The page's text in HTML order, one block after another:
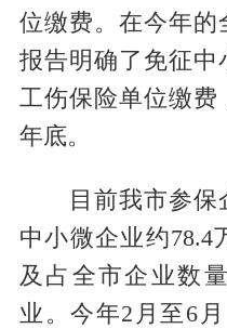
位缴费。在今年的
报告明确了免征中
工伤保险单位缴费
年底。
目前我市参保
中小微企业约78.4
及占全市企业数
业。今年2月至6